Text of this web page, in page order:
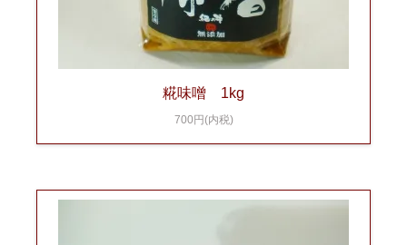
糀味噌 1kg
700円(内税)